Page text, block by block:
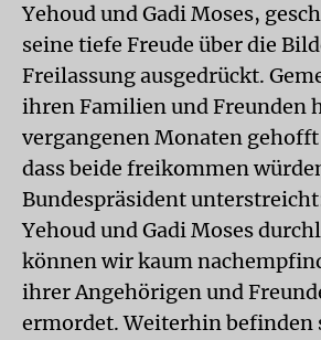
Yehoud und Gadi Moses,
seine tiefe Freude über die
Freilassung ausgedrückt.
ihren Familien und Freunden
vergangenen Monaten
dass beide freikommen
Bundespräsident
Yehoud und Gadi Moses
können wir kaum
ihrer Angehörigen und
ermordet. Weiterhin befinden